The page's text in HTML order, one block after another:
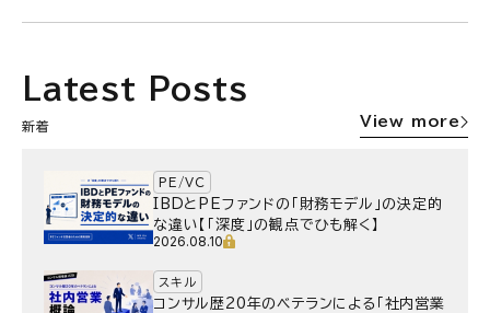
Latest Posts
新着 View more
PE/VC
IBDとPEファンドの「財務モデル」の決定的
な違い【「深度」の観点でひも解く】
2026.08.10
スキル
コンサル歴20年のベテランによる「社内営業